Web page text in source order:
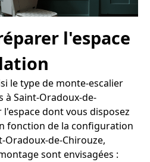
l'espace
le type de monte-escalier
à Saint-Oradoux-de-
dont vous disposez
fonction de la configuration
Oradoux-de-Chirouze,
sont envisagées :